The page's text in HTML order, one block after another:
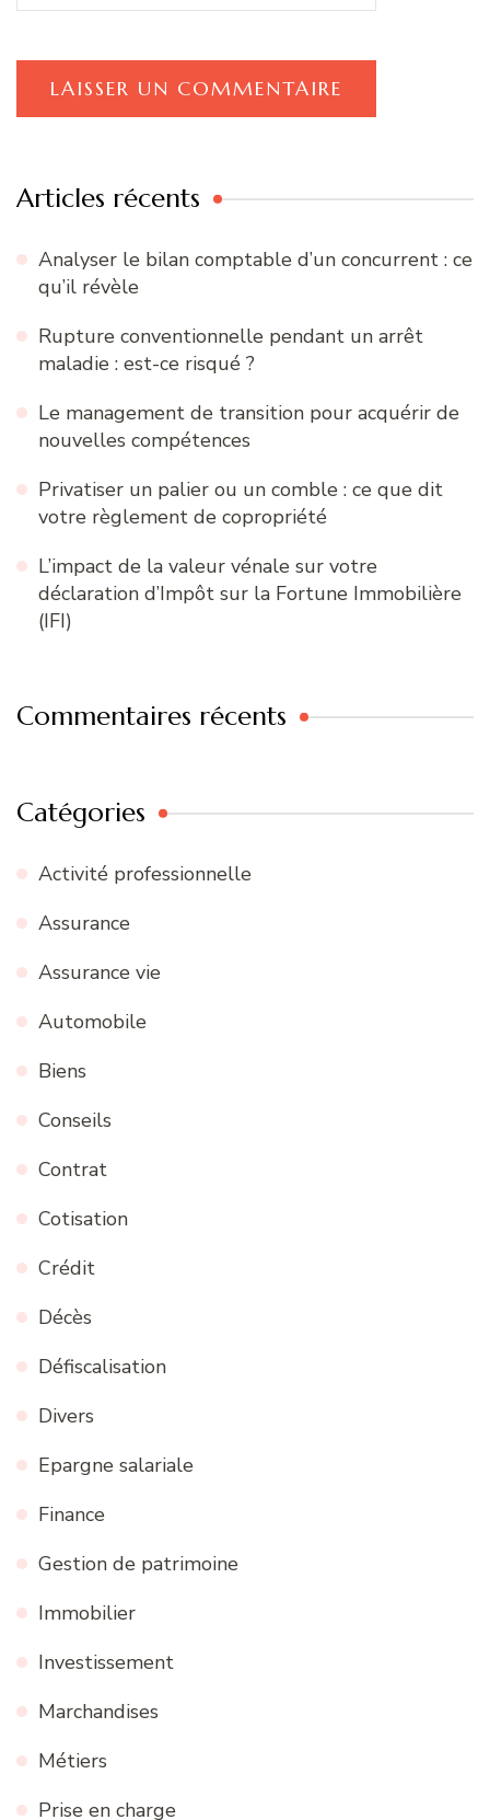
Articles récents
Analyser le bilan comptable d’un concurrent : ce
qu’il révèle
Rupture conventionnelle pendant un arrêt
maladie : est-ce risqué ?
Le management de transition pour acquérir de
nouvelles compétences
Privatiser un palier ou un comble : ce que dit
votre règlement de copropriété
L’impact de la valeur vénale sur votre
déclaration d’Impôt sur la Fortune Immobilière
(IFI)
Commentaires récents
Catégories
Activité professionnelle
Assurance
Assurance vie
Automobile
Biens
Conseils
Contrat
Cotisation
Crédit
Décès
Défiscalisation
Divers
Epargne salariale
Finance
Gestion de patrimoine
Immobilier
Investissement
Marchandises
Métiers
Prise en charge